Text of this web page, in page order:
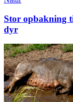
Stor opbakning
dyr